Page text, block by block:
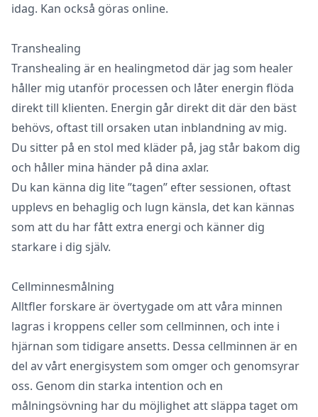
idag. Kan också göras online.
Transhealing
Transhealing är en healingmetod där jag som healer
håller mig utanför processen och låter energin flöda
direkt till klienten. Energin går direkt dit där den bäst
behövs, oftast till orsaken utan inblandning av mig.
Du sitter på en stol med kläder på, jag står bakom dig
och håller mina händer på dina axlar.
Du kan känna dig lite ”tagen” efter sessionen, oftast
upplevs en behaglig och lugn känsla, det kan kännas
som att du har fått extra energi och känner dig
starkare i dig själv.
Cellminnesmålning
Alltfler forskare är övertygade om att våra minnen
lagras i kroppens celler som cellminnen, och inte i
hjärnan som tidigare ansetts. Dessa cellminnen är en
del av vårt energisystem som omger och genomsyrar
oss. Genom din starka intention och en
målningsövning har du möjlighet att släppa taget om